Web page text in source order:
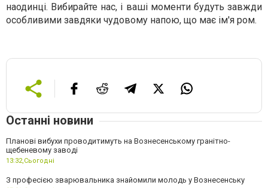
наодинці. Вибирайте нас, і ваші моменти будуть завжди
особливими завдяки чудовому напою, що має ім'я ром.
Останні новини
Планові вибухи проводитимуть на Вознесенському гранітно-
щебеневому заводі
13:32,Сьогодні
З професією зварювальника знайомили молодь у Вознесенську